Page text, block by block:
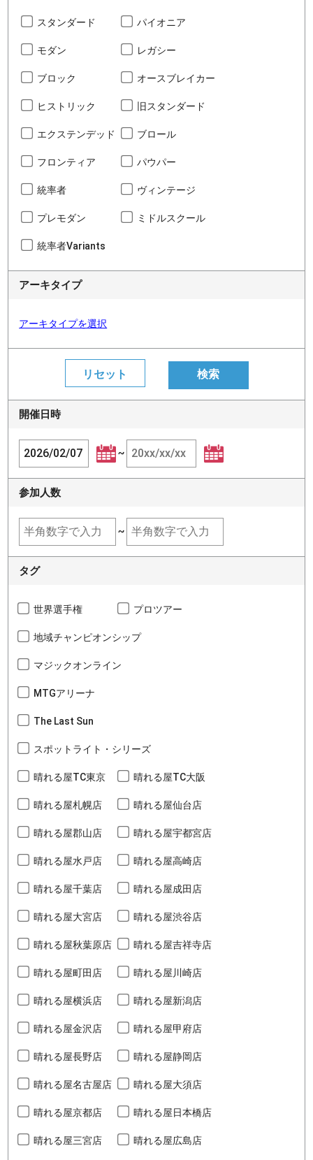
スタンダード パイオニア
モダン レガシー
ブロック オースブレイカー
ヒストリック 旧スタンダード
エクステンデッド ブロール
フロンティア パウパー
統率者 ヴィンテージ
プレモダン ミドルスクール
統率者Variants
アーキタイプ
アーキタイプを選択
開催日時
~
参加人数
~
タグ
世界選手権 プロツアー
地域チャンピオンシップ
マジックオンライン
MTGアリーナ
The Last Sun
スポットライト・シリーズ
晴れる屋TC東京 晴れる屋TC大阪
晴れる屋札幌店 晴れる屋仙台店
晴れる屋郡山店 晴れる屋宇都宮店
晴れる屋水戸店 晴れる屋高崎店
晴れる屋千葉店 晴れる屋成田店
晴れる屋大宮店 晴れる屋渋谷店
晴れる屋秋葉原店 晴れる屋吉祥寺店
晴れる屋町田店 晴れる屋川崎店
晴れる屋横浜店 晴れる屋新潟店
晴れる屋金沢店 晴れる屋甲府店
晴れる屋長野店 晴れる屋静岡店
晴れる屋名古屋店 晴れる屋大須店
晴れる屋京都店 晴れる屋日本橋店
晴れる屋三宮店 晴れる屋広島店